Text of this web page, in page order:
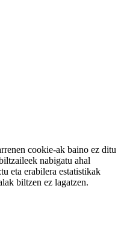
cookie-ak baino ez ditu
nabigatu ahal
eta erabilera estatistikak
biltzen ez lagatzen.